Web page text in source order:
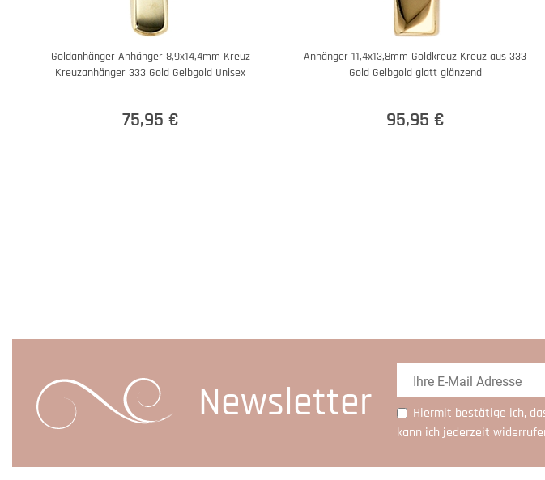
Goldanhänger Anhänger 8,9x14,4mm Kreuz
Kreuzanhänger 333 Gold Gelbgold Unisex
75,95 €
Anhänger 11,4x13,8mm Goldkreuz Kreuz aus 333
Gold Gelbgold glatt glänzend
95,95 €
Newsletter Hiermit bestätige ich,
kann ich jederzeit